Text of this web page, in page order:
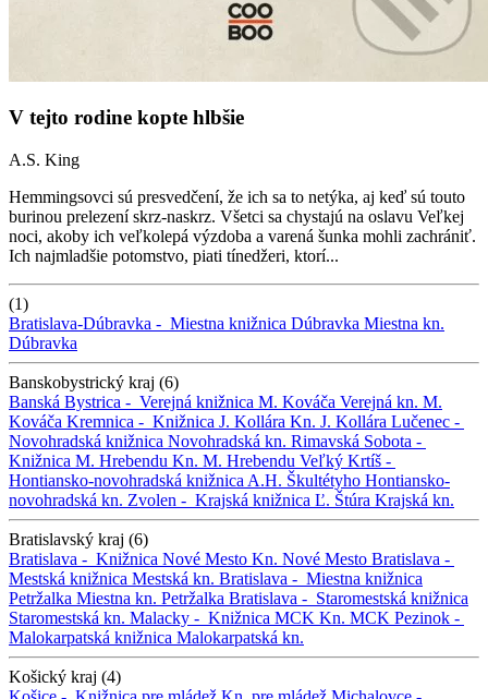
V tejto rodine kopte hlbšie
A.S. King
Hemmingsovci sú presvedčení, že ich sa to netýka, aj keď sú touto
burinou prelezení skrz-naskrz. Všetci sa chystajú na oslavu Veľkej
noci, akoby ich veľkolepá výzdoba a varená šunka mohli zachrániť.
Ich najmladšie potomstvo, piati tínedžeri, ktorí...
(1)
Bratislava-Dúbravka - Miestna knižnica Dúbravka Miestna kn.
Dúbravka
Banskobystrický kraj (6)
Banská Bystrica - Verejná knižnica M. Kováča Verejná kn. M.
Kováča Kremnica - Knižnica J. Kollára Kn. J. Kollára Lučenec -
Novohradská knižnica Novohradská kn. Rimavská Sobota -
Knižnica M. Hrebendu Kn. M. Hrebendu Veľký Krtíš -
Hontiansko-novohradská knižnica A.H. Škultétyho Hontiansko-
novohradská kn. Zvolen - Krajská knižnica Ľ. Štúra Krajská kn.
Bratislavský kraj (6)
Bratislava - Knižnica Nové Mesto Kn. Nové Mesto Bratislava -
Mestská knižnica Mestská kn. Bratislava - Miestna knižnica
Petržalka Miestna kn. Petržalka Bratislava - Staromestská knižnica
Staromestská kn. Malacky - Knižnica MCK Kn. MCK Pezinok -
Malokarpatská knižnica Malokarpatská kn.
Košický kraj (4)